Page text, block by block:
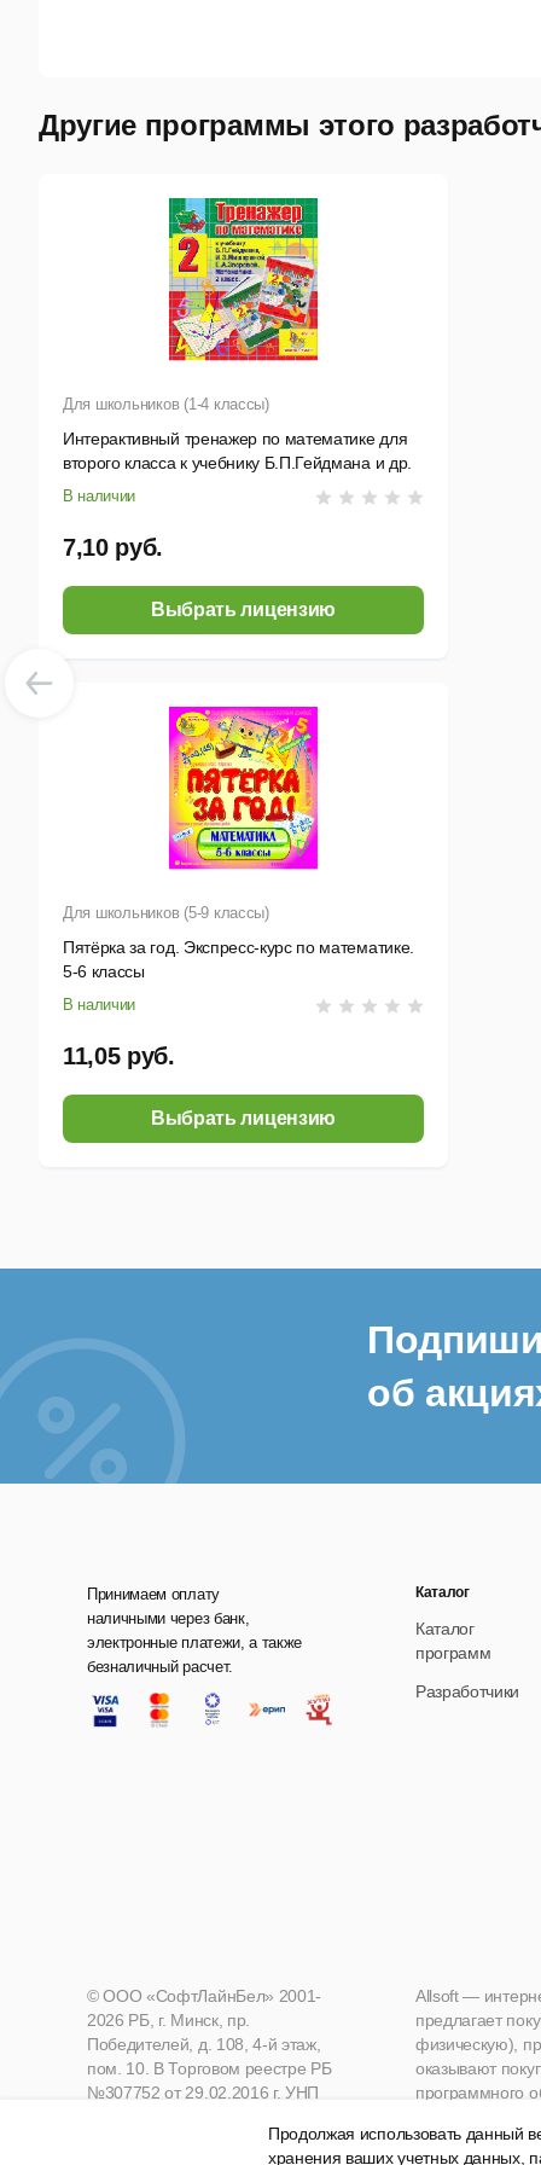
Другие программы этого
Для школьников (1-4 классы)
Интерактивный тренажер по математике для
второго класса к учебнику Б.П.Гейдмана и др.
В наличии
7,10 руб.
Выбрать лицензию
Для школьников (5-9 классы)
Пятёрка за год. Экспресс-курс по математике.
5-6 классы
В наличии
11,05 руб.
Выбрать лицензию
об
Принимаем оплату
наличными через банк,
электронные платежи, а также
безналичный расчет.
Каталог
Каталог
программ
Разработчики
Allsoft —
предлагает
физическую),
оказывают
программного
© ООО «СофтЛайнБел» 2001-
2026 РБ, г. Минск, пр.
Победителей, д. 108, 4-й этаж,
пом. 10. В Торговом реестре РБ
№307752 от 29.02.2016 г. УНП
Продолжая использовать данный
хранения ваших учетных данных,